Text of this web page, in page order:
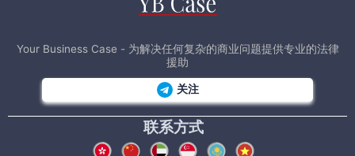
Your Business Case - 为解决任何复杂的商业问题提供专业的法律
援助
关注
联系方式